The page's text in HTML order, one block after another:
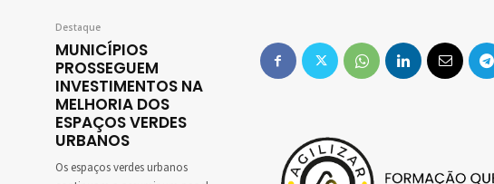
Destaque
MUNICÍPIOS
PROSSEGUEM
INVESTIMENTOS NA
MELHORIA DOS
ESPAÇOS VERDES
URBANOS
Os espaços verdes urbanos